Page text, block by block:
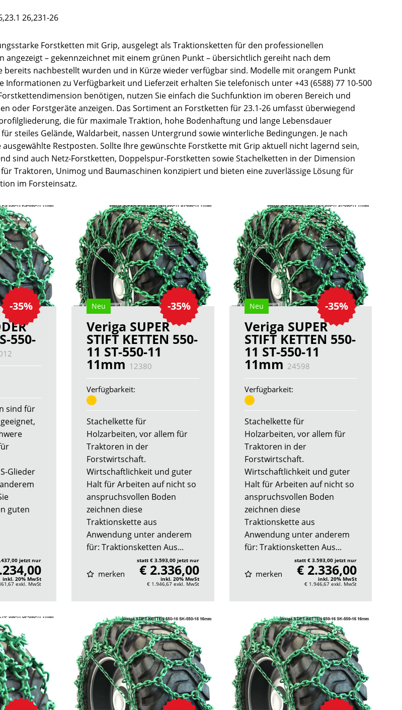
26,231-26
Forstketten mit Grip, ausgelegt als Traktionsketten für den professionellen
– gekennzeichnet mit einem grünen Punkt – übersichtlich gereiht nach dem
nachbestellt wurden und in Kürze wieder verfügbar sind. Modelle mit orangem Punkt
zu Verfügbarkeit und Lieferzeit erhalten Sie telefonisch unter +43 (6588) 77 10-500
benötigen, nutzen Sie einfach die Suchfunktion im oberen Bereich und
oder Forstgeräte anzeigen. Das Sortiment an Forstketten für 23.1-26 umfasst überwiegend
die für maximale Traktion, hohe Bodenhaftung und lange Lebensdauer
steiles Gelände, Waldarbeit, nassen Untergrund sowie winterliche Bedingungen. Je nach
Restposten. Sollte Ihre gewünschte Forstkette mit Grip aktuell nicht lagernd sein,
sind auch Netz-Forstketten, Doppelspur-Forstketten sowie Stachelketten in der Dimension
Traktoren, Unimog und Baumaschinen konzipiert und bieten eine zuverlässige Lösung für
im Forsteinsatz.
-35%
550-
sind für
Glieder
guten
jetzt nur
inkl. 20% MwSt
exkl. MwSt
-35%
Neu
Veriga SUPER
STIFT KETTEN 550-
11 ST-550-11
11mm 12380
Verfügbarkeit:
Stachelkette für
Holzarbeiten, vor allem für
Traktoren in der
Forstwirtschaft.
Wirtschaftlichkeit und guter
Halt für Arbeiten auf nicht so
anspruchsvollen Boden
zeichnen diese
Traktionskette aus
Anwendung unter anderem
für: Traktionsketten Aus...
merken
statt € 3.593,00 jetzt nur
€ 2.336,00
inkl. 20% MwSt
€ 1.946,67 exkl. MwSt
-35%
Neu
Veriga SUPER
STIFT KETTEN 550-
11 ST-550-11
11mm 24598
Verfügbarkeit:
Stachelkette für
Holzarbeiten, vor allem für
Traktoren in der
Forstwirtschaft.
Wirtschaftlichkeit und guter
Halt für Arbeiten auf nicht so
anspruchsvollen Boden
zeichnen diese
Traktionskette aus
Anwendung unter anderem
für: Traktionsketten Aus...
merken
statt € 3.593,00 jetzt nur
€ 2.336,00
inkl. 20% MwSt
€ 1.946,67 exkl. MwSt